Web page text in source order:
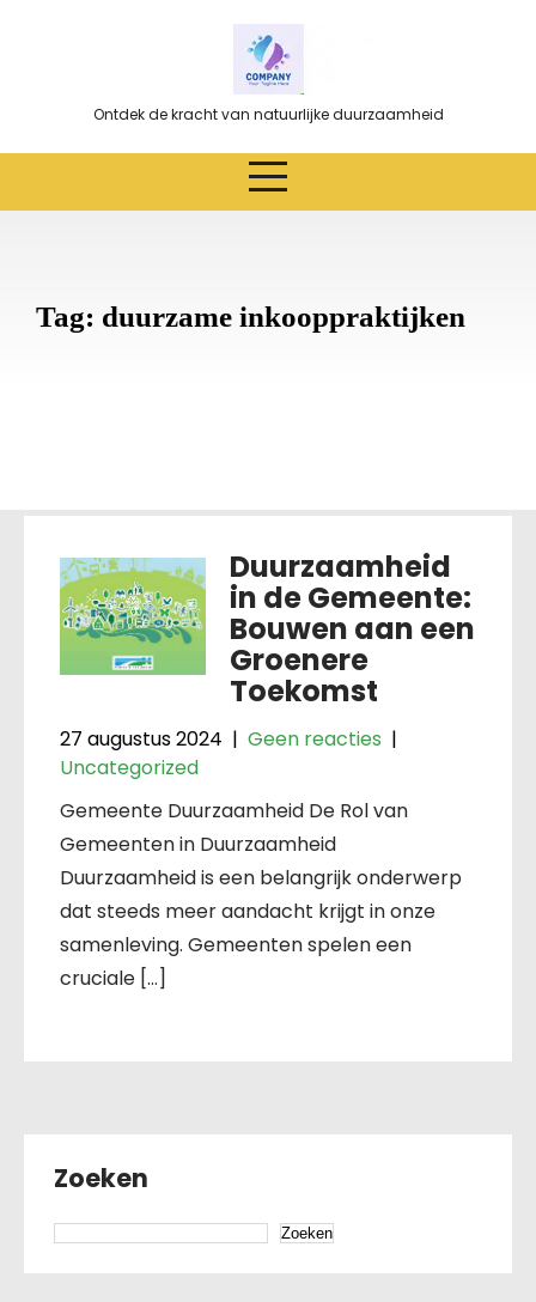
Ontdek de kracht van natuurlijke duurzaamheid
Tag: duurzame inkooppraktijken
Duurzaamheid
in de Gemeente:
Bouwen aan een
Groenere
Toekomst
27 augustus 2024 | Geen reacties |
Uncategorized
Gemeente Duurzaamheid De Rol van
Gemeenten in Duurzaamheid
Duurzaamheid is een belangrijk onderwerp
dat steeds meer aandacht krijgt in onze
samenleving. Gemeenten spelen een
cruciale […]
Zoeken
Zoeken